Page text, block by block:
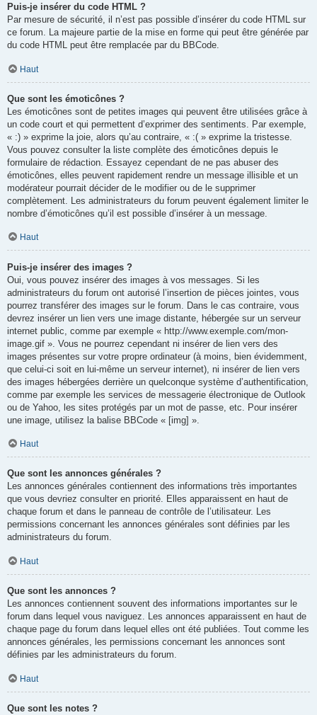
Puis-je insérer du code HTML ?
Par mesure de sécurité, il n’est pas possible d’insérer du code HTML sur
ce forum. La majeure partie de la mise en forme qui peut être générée par
du code HTML peut être remplacée par du BBCode.
Haut
Que sont les émoticônes ?
Les émoticônes sont de petites images qui peuvent être utilisées grâce à
un code court et qui permettent d’exprimer des sentiments. Par exemple,
« :) » exprime la joie, alors qu’au contraire, « :( » exprime la tristesse.
Vous pouvez consulter la liste complète des émoticônes depuis le
formulaire de rédaction. Essayez cependant de ne pas abuser des
émoticônes, elles peuvent rapidement rendre un message illisible et un
modérateur pourrait décider de le modifier ou de le supprimer
complètement. Les administrateurs du forum peuvent également limiter le
nombre d’émoticônes qu’il est possible d’insérer à un message.
Haut
Puis-je insérer des images ?
Oui, vous pouvez insérer des images à vos messages. Si les
administrateurs du forum ont autorisé l’insertion de pièces jointes, vous
pourrez transférer des images sur le forum. Dans le cas contraire, vous
devrez insérer un lien vers une image distante, hébergée sur un serveur
internet public, comme par exemple « http://www.exemple.com/mon-
image.gif ». Vous ne pourrez cependant ni insérer de lien vers des
images présentes sur votre propre ordinateur (à moins, bien évidemment,
que celui-ci soit en lui-même un serveur internet), ni insérer de lien vers
des images hébergées derrière un quelconque système d’authentification,
comme par exemple les services de messagerie électronique de Outlook
ou de Yahoo, les sites protégés par un mot de passe, etc. Pour insérer
une image, utilisez la balise BBCode « [img] ».
Haut
Que sont les annonces générales ?
Les annonces générales contiennent des informations très importantes
que vous devriez consulter en priorité. Elles apparaissent en haut de
chaque forum et dans le panneau de contrôle de l’utilisateur. Les
permissions concernant les annonces générales sont définies par les
administrateurs du forum.
Haut
Que sont les annonces ?
Les annonces contiennent souvent des informations importantes sur le
forum dans lequel vous naviguez. Les annonces apparaissent en haut de
chaque page du forum dans lequel elles ont été publiées. Tout comme les
annonces générales, les permissions concernant les annonces sont
définies par les administrateurs du forum.
Haut
Que sont les notes ?